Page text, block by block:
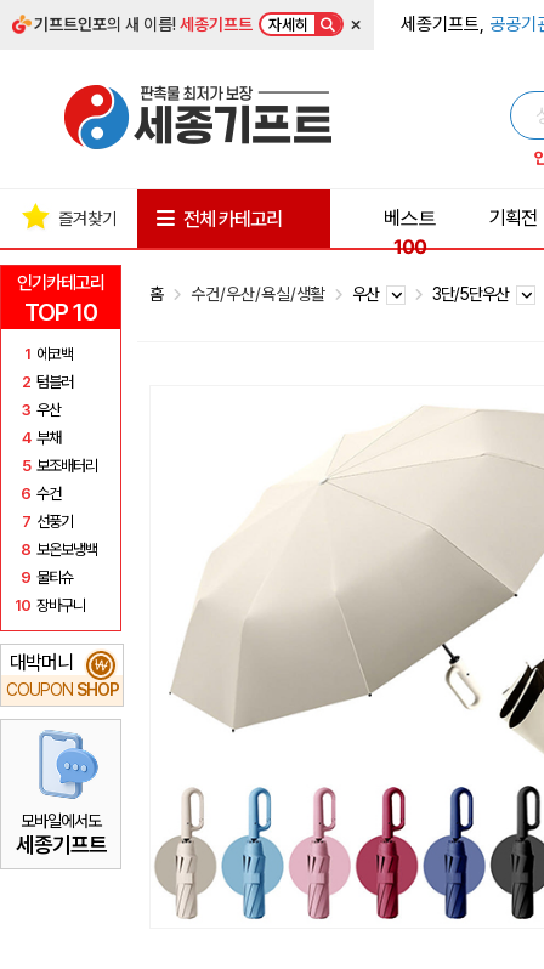
기프트인포의 새 이름!세종기프트 자세히 × 세종기프트, 공공기
인기카테고리
TOP 10
1 에코백
2 텀블러
3 우산
4 부채
5 보조배터리
6 수건
7 선풍기
8 보온보냉백
9 물티슈
10 장바구니
대박머니
COUPON SHOP
₩
모바일에서도
세종기프트
즐겨찾기 전체 카테고리
베스트
100
기획전
홈 수건/우산/욕실/생활 우산 3단/5단우산